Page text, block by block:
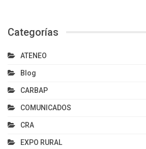
Categorías
ATENEO
Blog
CARBAP
COMUNICADOS
CRA
EXPO RURAL